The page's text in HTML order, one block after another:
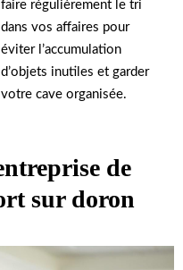
faire régulièrement le tri
dans vos affaires pour
éviter l’accumulation
d’objets inutiles et garder
votre cave organisée.
de
sur doron